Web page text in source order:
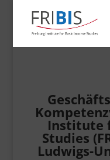
Institute
Studies
Ludwigs-